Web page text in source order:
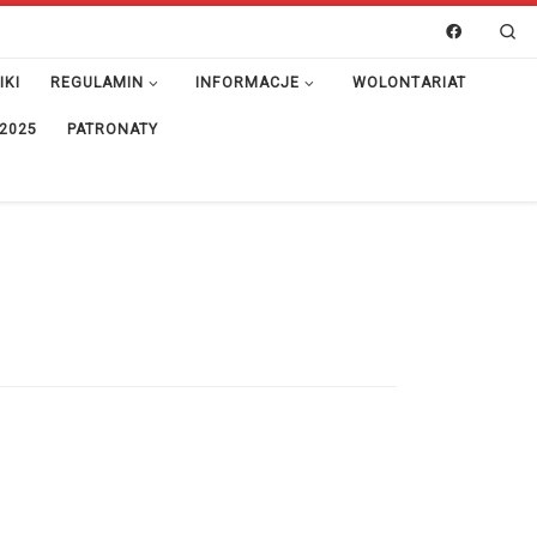
REGULAMIN INFORMACJE WOLONTARIAT
PATRONATY